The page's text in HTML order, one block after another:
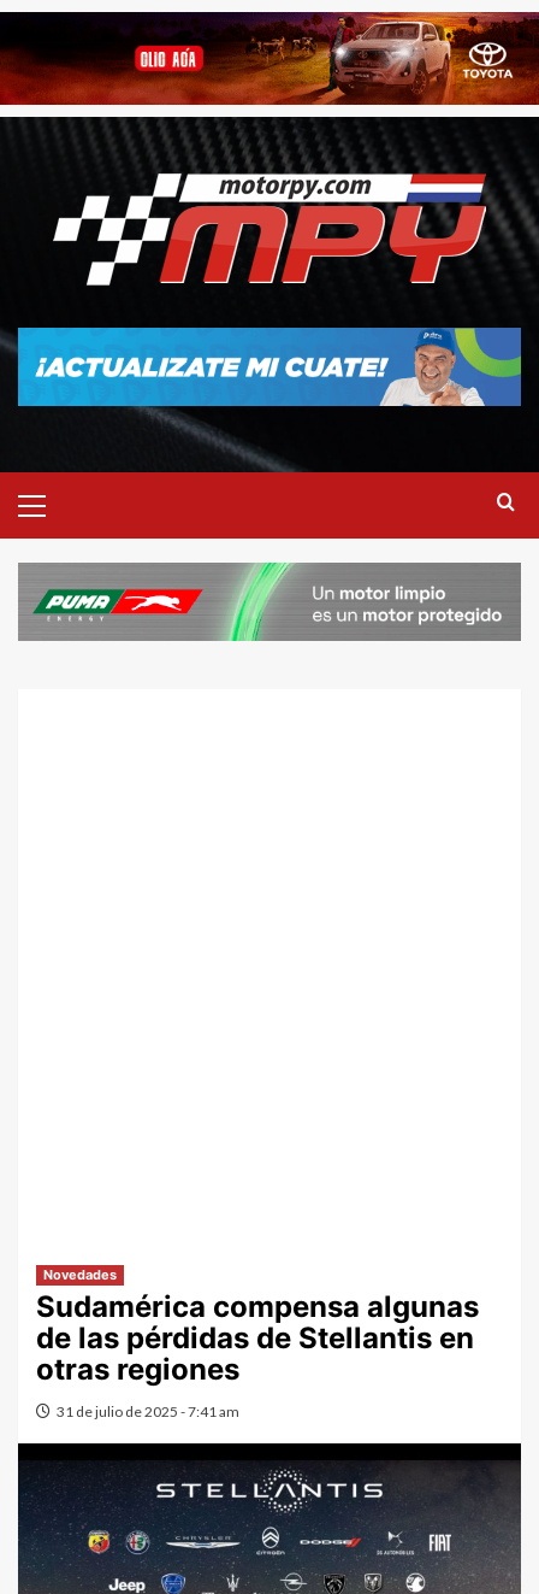
Novedades
Sudamérica compensa algunas
de las pérdidas de Stellantis en
otras regiones
31 de julio de 2025 - 7:41 am